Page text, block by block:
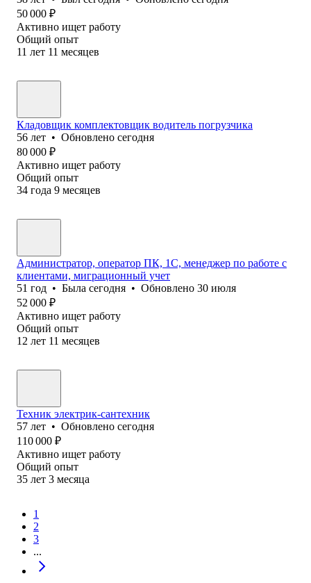
50 000 ₽
Активно ищет работу
Общий опыт
11 лет 11 месяцев
Кладовщик комплектовщик водитель погрузчика
56 лет • Обновлено сегодня
80 000 ₽
Активно ищет работу
Общий опыт
34 года 9 месяцев
Администратор, оператор ПК, 1С, менеджер по работе с
клиентами, миграционный учет
51 год • Была сегодня • Обновлено 30 июля
52 000 ₽
Активно ищет работу
Общий опыт
12 лет 11 месяцев
Техник электрик-сантехник
57 лет • Обновлено сегодня
110 000 ₽
Активно ищет работу
Общий опыт
35 лет 3 месяца
1
2
3
...